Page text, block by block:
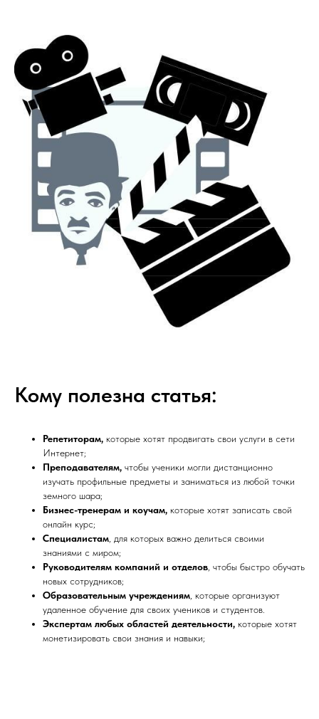
Кому полезна статья:
Репетиторам, которые хотят продвигать свои услуги в сети
Интернет;
Преподавателям, чтобы ученики могли дистанционно
изучать профильные предметы и заниматься из любой точки
земного шара;
Бизнес-тренерам и коучам, которые хотят записать свой
онлайн курс;
Специалистам , для которых важно делиться своими
знаниями с миром;
Руководителям компаний и отделов , чтобы быстро обучать
новых сотрудников;
Образовательным учреждениям , которые организуют
удаленное обучение для своих учеников и студентов.
Экспертам любых областей деятельности, которые хотят
монетизировать свои знания и навыки;